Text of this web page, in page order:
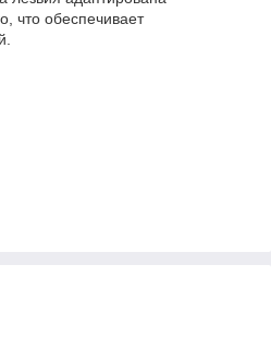
что обеспечивает